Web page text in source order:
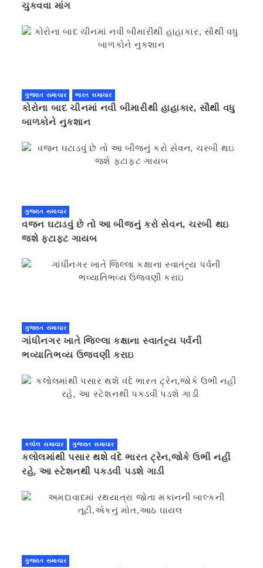
ચુકવવા માંગ
ગુજરાત સમાચાર ભારત સમાચાર
કોરોના બાદ ચીનમાં નવી બીમારીથી હાહાકાર, સૌથી વધુ
બાળકોને નુકશાન
ગુજરાત સમાચાર
વજન ઘટાડવું છે તો આ બીજનું કરો સેવન, ચરબી થઇ
જશે ફટાફટ ગાયબ
ગુજરાત સમાચાર
ગાંધીનગર ખાતે જિલ્લા કક્ષાના સ્વાતંત્ર્ય પર્વની
ભવ્યાતિભવ્ય ઉજવણી કરાઇ
કલોલ સમાચાર ગુજરાત સમાચાર
કલોલમાંથી પસાર થશે વંદે ભારત ટ્રેન,જોકે ઉભી નહી
રહે, આ સ્ટેશનથી પકડવી પડશે ગાડી
ગુજરાત સમાચાર